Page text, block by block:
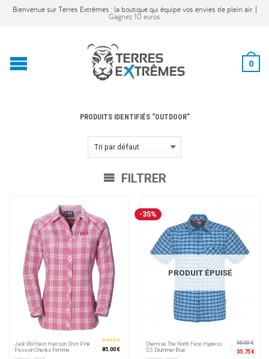
Bienvenue sur Terres Extrêmes : la boutique qui équipe vos envies de plein air. |
Gagnez 10 euros
0
PRODUITS IDENTIFIÉS “OUTDOOR”
FILTRER
Jack Wolfskin Harrison Shirt Pink
Passion Checks Femme
85.00 €
PRODUIT ÉPUISÉ
-35%
Chemise The North Face Hypress
SS Drummer Blue
55.00 €
35.75 €